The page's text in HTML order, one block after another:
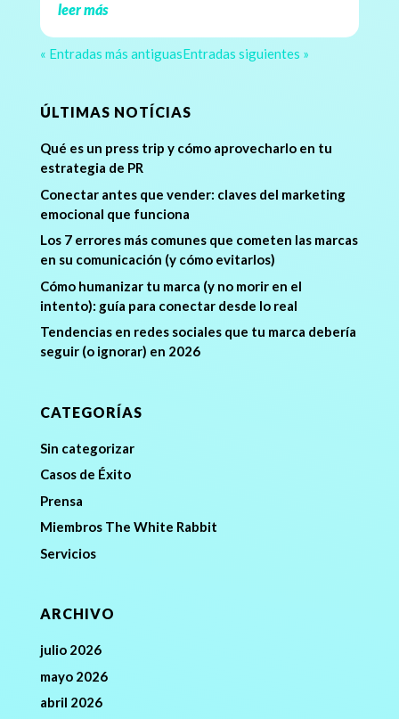
leer más
« Entradas más antiguasEntradas siguientes »
ÚLTIMAS NOTÍCIAS
Qué es un press trip y cómo aprovecharlo en tu
estrategia de PR
Conectar antes que vender: claves del marketing
emocional que funciona
Los 7 errores más comunes que cometen las marcas
en su comunicación (y cómo evitarlos)
Cómo humanizar tu marca (y no morir en el
intento): guía para conectar desde lo real
Tendencias en redes sociales que tu marca debería
seguir (o ignorar) en 2026
CATEGORÍAS
Sin categorizar
Casos de Éxito
Prensa
Miembros The White Rabbit
Servicios
ARCHIVO
julio 2026
mayo 2026
abril 2026